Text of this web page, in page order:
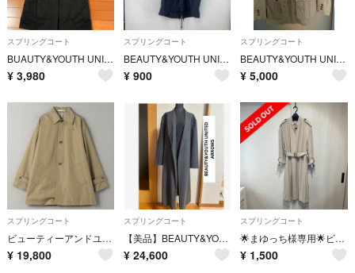
スプリングコート
BUAUTY&YOUTH UNITED ARROWS アウター ライナーつき
¥ 3,980
スプリングコート
BEAUTY&YOUTH UNITED ARROWS ビューティーアンドユースユナイテッドアローズ レディース ナイロンジャケット ネイビー 紺
¥ 900
スプリングコート
BEAUTY&YOUTH UNITED ARROWS スプリングコート
¥ 5,000
スプリングコート
ビューティーアンドユースユナイテッドアローズ タフタ ミドルステンカラーコート
¥ 19,800
スプリングコート
【美品】BEAUTY&YOUTH UNITED ARROWS チェスターコート
¥ 24,600
スプリングコート
🌟まゆっち様専用🌟ビューティー&ユース スプリングコート M
¥ 1,500